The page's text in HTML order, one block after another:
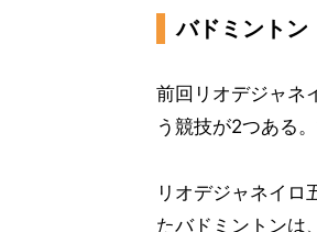
バドミントン
前回リオデジャネ
う競技が2つある
リオデジャネイロ
たバドミントンは